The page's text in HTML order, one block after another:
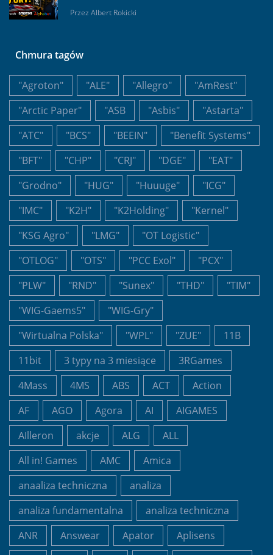
Przez Albert Rokicki
Chmura tagów
"Agroton" "ALE" "Allegro"
"AmRest"
"Arctic Paper"
"ASB "Asbis"
"Astarta"
"ATC"
"BCS" "BEEIN"
"Benefit Systems"
"BFT"
"CHP" "CRJ" "DGE"
"EAT"
"Grodno"
"HUG" "Huuuge"
"ICG"
"IMC"
"K2H" "K2Holding"
"Kernel"
"KSG Agro"
"LMG"
"OT Logistic"
"OTLOG"
"OTS" "PCC Exol"
"PCX"
"PLW"
"RND" "Sunex" "THD"
"TIM"
"WIG-Gaems5"
"WIG-Gry"
"Wirtualna Polska"
"WPL" "ZUE"
11B
11bit
3 typy na 3 miesiące
3RGames
4Mass
4MS ABS ACT
Action
AF
AGO Agora AI
AIGAMES
AIlleron
akcje ALG
ALL
All in! Games
AMC
Amica
anaaliza techniczna
analiza
analiza fundamentalna
analiza techniczna
ANR
Answear Apator
Aplisens